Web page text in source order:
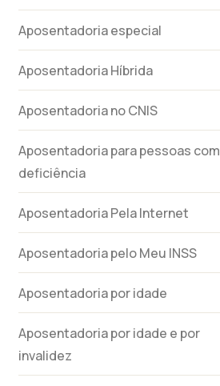
Aposentadoria especial
Aposentadoria Híbrida
Aposentadoria no CNIS
Aposentadoria para pessoas com
deficiência
Aposentadoria Pela Internet
Aposentadoria pelo Meu INSS
Aposentadoria por idade
Aposentadoria por idade e por
invalidez